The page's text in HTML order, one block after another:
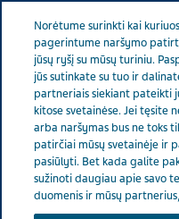
Lithuania Naujienos ir
Norėtume surinkti kai
pagerintume naršymo
jūsų ryšį su mūsų turiniu.
jūs sutinkate su tuo ir
partneriais siekiant pateikti
kitose svetainėse. Jei tęsite
arba naršymas bus ne toks
patirčiai mūsų svetainėje ir
pasiūlyti. Bet kada galite
sužinoti daugiau apie savo
duomenis ir mūsų